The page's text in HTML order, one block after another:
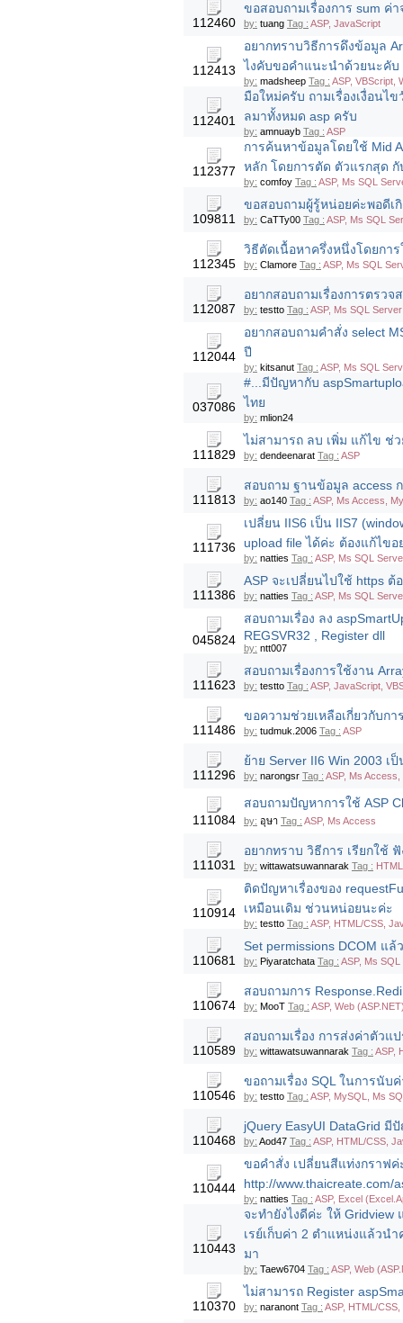
112460
ขอสอบถามเรื่องการ sum ค่
by: tuang Tag : ASP, JavaScript
112413
อยากทราบวิธีการดึงข้อมูล
ไงคับขอคำแนะนำด้วยนะคับ
by: madsheep Tag : ASP, VBScript,
112401
มือใหม่ครับ ถามเรื่องเงื่อนไ
ลมาทั้งหมด asp ครับ
by: amnuayb Tag : ASP
112377
การค้นหาข้อมูลโดยใช้ Mid
หลัก โดยการตัด ตัวแรกสุด
by: comfoy Tag : ASP, Ms SQL
109811
ขอสอบถามผู้รู้หน่อยค่ะพอดี
by: CaTTy00 Tag : ASP, Ms SQL
112345
วิธีตัดเนื้อหาครึ่งหนึ่งโดยกา
by: Clamore Tag : ASP, Ms SQL
112087
อยากสอบถามเรื่องการตรว
by: testto Tag : ASP, Ms SQL
112044
อยากสอบถามคำสั่ง select
ปี
by: kitsanut Tag : ASP, Ms SQL
037086
#...มีปัญหากับ
ไทย
by: mlion24
111829
ไม่สามารถ ลบ เพิ่ม แก้ไข ช่
by: dendeenarat Tag : ASP
111813
สอบถาม ฐานข้อมูล access
by: ao140 Tag : ASP, Ms Access,
111736
เปลี่ยน IIS6 เป็น IIS7
upload file ได้ค่ะ ต้องแก้ไขอ
by: natties Tag : ASP, Ms SQL
111386
ASP จะเปลี่ยนไปใช้ https ต้
by: natties Tag : ASP, Ms SQL
045824
สอบถามเรื่อง ลง
REGSVR32 , Register dll
by: ntt007
111623
สอบถามเรื่องการใช้งาน
by: testto Tag : ASP, JavaScript,
111486
ขอความช่วยเหลือเกี่ยวกับก
by: tudmuk.2006 Tag : ASP
111296
ย้าย Server II6 Win 2003 เ
by: narongsr Tag : ASP, Ms
111084
สอบถามปัญหาการใช้ ASP
by: อุษา Tag : ASP, Ms Access
111031
อยากทราบ วิธีการ เรียกใช้
by: wittawatsuwannarak Tag :
110914
ติดปัญหาเรื่องของ
เหมือนเดิม ช่วนหน่อยนะค่ะ
by: testto Tag : ASP, HTML/CSS,
110681
Set permissions DCOM แ
by: Piyaratchata Tag : ASP, Ms
110674
สอบถามการ
by: MooT Tag : ASP, Web
110589
สอบถามเรื่อง การส่งค่าตัวแ
by: wittawatsuwannarak Tag : ASP,
110546
ขอถามเรื่อง SQL ในการนั
by: testto Tag : ASP, MySQL, Ms
110468
jQuery EasyUI DataGrid
by: Aod47 Tag : ASP, HTML/CSS,
110444
ขอคำสั่ง เปลี่ยนสีแท่งกราฟค่
http://www.thaicreate.com/
by: natties Tag : ASP, Excel
110443
จะทำยังไงดีค่ะ ให้
เรย์เก็บค่า 2 ตำแหน่งแล้วน
มา
by: Taew6704 Tag : ASP, Web
110370
ไม่สามารถ Register
by: naranont Tag : ASP, HTML/